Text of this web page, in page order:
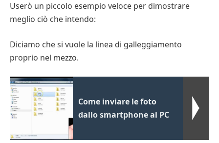
Userò un piccolo esempio veloce per dimostrare
meglio ciò che intendo:
Diciamo che si vuole la linea di galleggiamento
proprio nel mezzo.
Come inviare le foto
dallo smartphone al PC